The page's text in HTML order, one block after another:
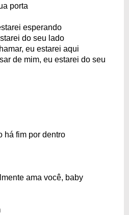
porta
esperando
do seu lado
eu estarei aqui
de mim, eu estarei do seu
há fim por dentro
ama você, baby